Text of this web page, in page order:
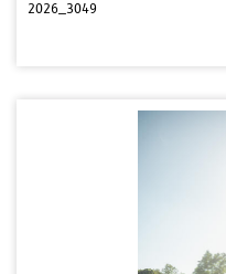
2026_3049